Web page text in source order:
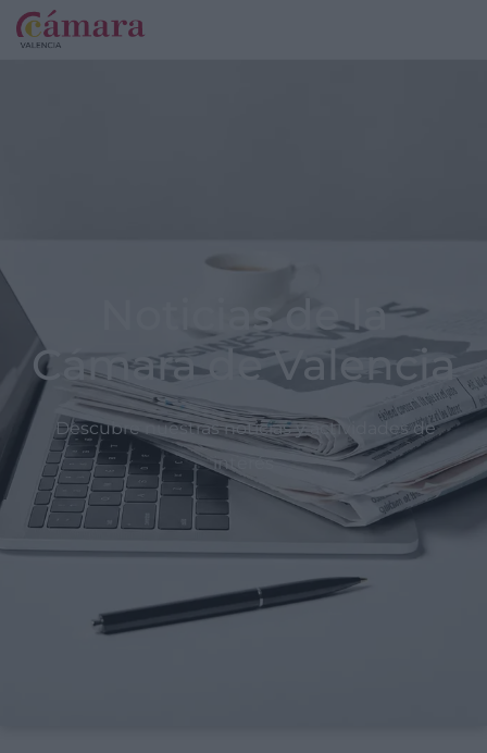
Noticias de la
Cámara de Valencia
Descubre nuestras noticias y actividades de
interés